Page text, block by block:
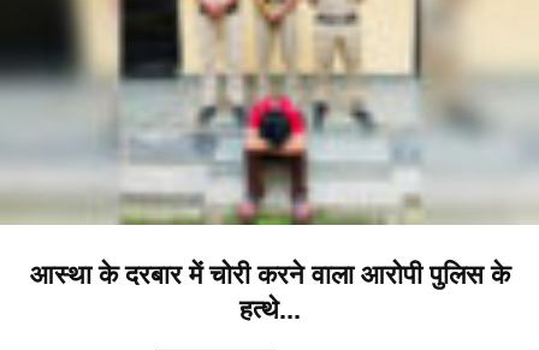
आस्था के दरबार में चोरी करने वाला आरोपी पुलिस के
हत्थे...